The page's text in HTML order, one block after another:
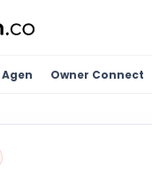
Owner Connect